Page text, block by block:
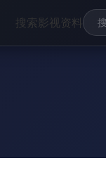
搜索影视资料